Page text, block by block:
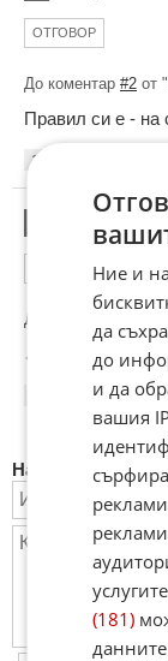
ОТГОВОР
До коментар #2 от
Правил си е - на
17:46
ОТГОВОР
До коментар
15.06.2026
Напиши
Ние и
да
до
и да
вашия
(181)